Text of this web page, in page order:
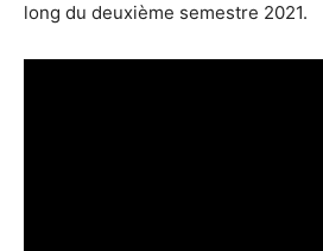
long du deuxième semestre 2021.